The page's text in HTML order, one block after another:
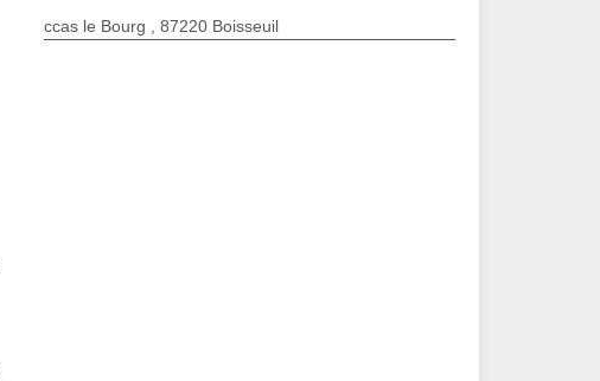
ccas le Bourg , 87220 Boisseuil